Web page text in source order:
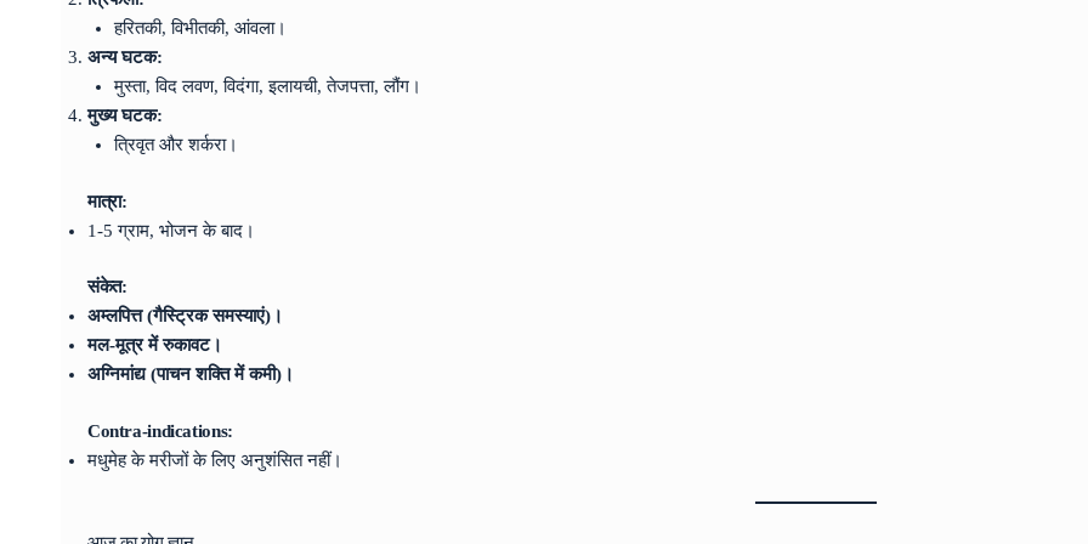
हरितकी, विभीतकी, आंवला।
अन्य घटक:
मुस्ता, विद लवण, विदंगा, इलायची, तेजपत्ता, लौंग।
मुख्य घटक:
त्रिवृत और शर्करा।
मात्रा:
1-5 ग्राम, भोजन के बाद।
संकेत:
अम्लपित्त (गैस्ट्रिक समस्याएं)।
मल-मूत्र में रुकावट।
अग्निमांद्य (पाचन शक्ति में कमी)।
Contra-indications:
मधुमेह के मरीजों के लिए अनुशंसित नहीं।